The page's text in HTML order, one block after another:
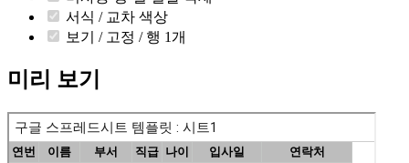
서식 / 교차 색상
보기 / 고정 / 행 1개
미리 보기